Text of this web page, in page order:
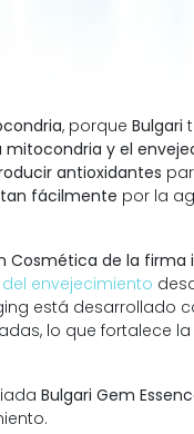
, porque Bulgari
mitocondria y el
antioxidantes
fácilmente por la
Cosmética de la firma
envejecimiento
está desarrollado
lo que fortalece
Bulgari Gem